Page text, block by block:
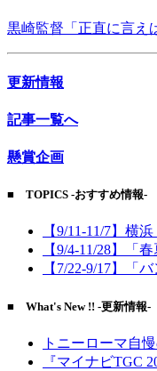
黒崎監督「正直に言え
更新情報
記事一覧へ
懸賞企画
■ TOPICS -おすすめ情報-
【9/11-11/7】横
【9/4-11/28】「
【7/22-9/17】「
■ What's New !! -更新情報-
トニーローマ自
『マイナビTGC